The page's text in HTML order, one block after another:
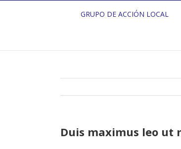
GRUPO DE ACCIÓN LOCAL
Duis maximus leo ut